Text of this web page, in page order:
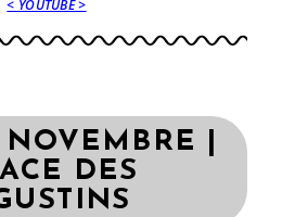
< YOUTUBE>
|
DES